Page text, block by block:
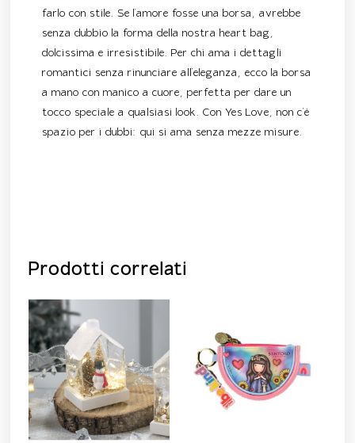
farlo con stile. Se l’amore fosse una borsa, avrebbe
senza dubbio la forma della nostra heart bag,
dolcissima e irresistibile. Per chi ama i dettagli
romantici senza rinunciare all’eleganza, ecco la borsa
a mano con manico a cuore, perfetta per dare un
tocco speciale a qualsiasi look. Con Yes Love, non c’è
spazio per i dubbi: qui si ama senza mezze misure.
Prodotti correlati